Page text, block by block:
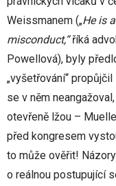
Weissmanem („He is
misconduct,“říká
Powellová), byly
„vyšetřování“
se v něm
otevřeně lžou –
před kongresem
to může ověřit!
o reálnou postupující